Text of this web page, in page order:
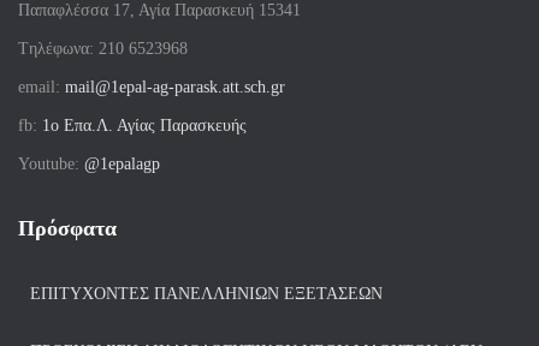
Παπαφλέσσα 17, Αγία Παρασκευή 15341
Tηλέφωνα: 210 6523968
email: mail@1epal-ag-parask.att.sch.gr
fb: 1ο Επα.Λ. Αγίας Παρασκευής
Youtube: @1epalagp
Πρόσφατα
ΕΠΙΤΥΧΌΝΤΕΣ ΠΑΝΕΛΛΉΝΙΩΝ ΕΞΕΤΆΣΕΩΝ